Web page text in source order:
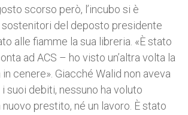
scorso però, l’incubo si è
sostenitori del deposto presidente
alle fiamme la sua libreria. «È stato
ad ACS – ho visto un’altra volta la
cenere». Giacché Walid non aveva
suoi debiti, nessuno ha voluto
prestito, né un lavoro. È stato